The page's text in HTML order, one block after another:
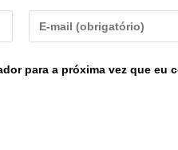
para a próxima vez que eu